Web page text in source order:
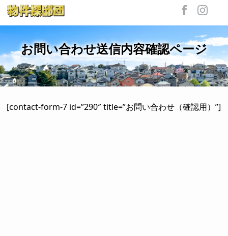
お問い合わせ送信内容確認ページ
[contact-form-7 id=”290″ title=”お問い合わせ（確認用）”]